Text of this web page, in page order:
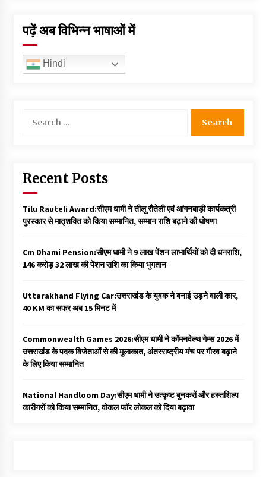
पढ़ें अब विभिन्न भाषाओं में
Hindi
for:
Recent Posts
Tilu Rauteli Award:सीएम धामी ने तीलू रौतेली एवं आंगनबाड़ी कार्यकत्री
पुरस्कार से मातृशक्ति को किया सम्मानित, सम्मान राशि बढ़ाने की घोषणा
Cm Dhami Pension:सीएम धामी ने 9 लाख पेंशन लाभार्थियों को दी धनराशि, ₹
146 करोड़ 32 लाख की पेंशन राशि का किया भुगतान
Uttarakhand Flying Car:उत्तराखंड के युवक ने बनाई उड़ने वाली कार,
40 KM का सफर अब 15 मिनट में
Commonwealth Games 2026:सीएम धामी ने कॉमनवेल्थ गेम्स 2026 में
उत्तराखंड के पदक विजेताओं से की मुलाकात, अंतरराष्ट्रीय मंच पर गौरव बढ़ाने
के लिए किया सम्मानित
National Handloom Day:सीएम धामी ने उत्कृष्ट बुनकरों और हस्तशिल्प
कारीगरों को किया सम्मानित, वोकल फॉर लोकल को दिया बढ़ावा